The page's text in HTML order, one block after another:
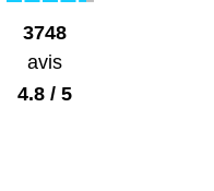
3748
avis
4.8 / 5